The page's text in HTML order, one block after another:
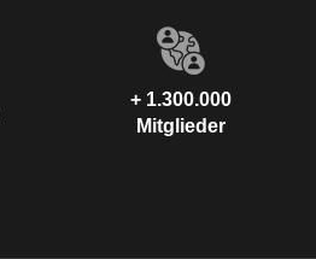
+ 1.300.000
Mitglieder